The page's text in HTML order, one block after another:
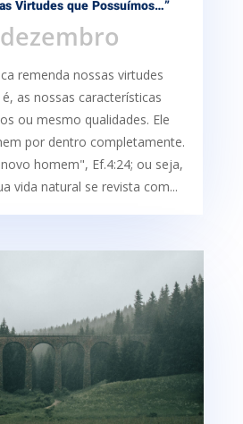
Virtudes que Possuímos…”
remenda nossas virtudes
as nossas características
ou mesmo qualidades. Ele
por dentro completamente.
homem", Ef.4:24; ou seja,
vida natural se revista com...